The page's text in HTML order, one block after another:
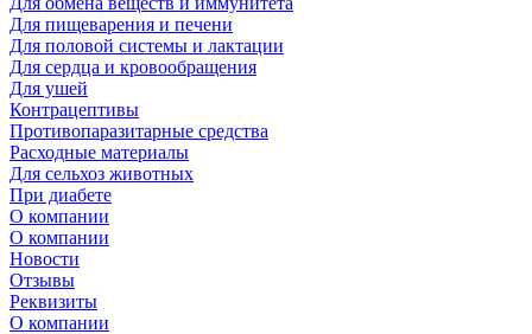
Для пищеварения и печени
Для половой системы и лактации
Для сердца и кровообращения
Для ушей
Контрацептивы
Противопаразитарные средства
Расходные материалы
Для сельхоз животных
При диабете
О компании
О компании
Новости
Отзывы
Реквизиты
О компании